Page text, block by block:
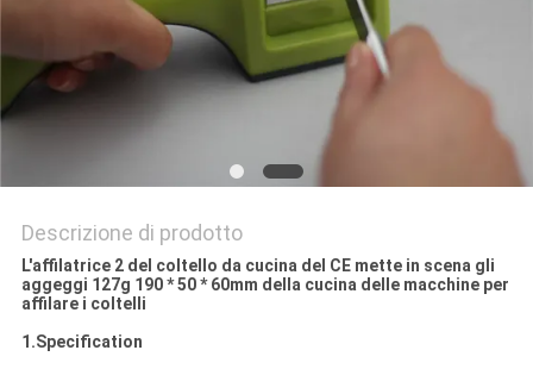
PRIVACY
POLICY
Descrizione di prodotto
L'affilatrice 2 del coltello da cucina del CE mette in scena gli
aggeggi 127g 190 * 50 * 60mm della cucina delle macchine per
affilare i coltelli
1.Specification